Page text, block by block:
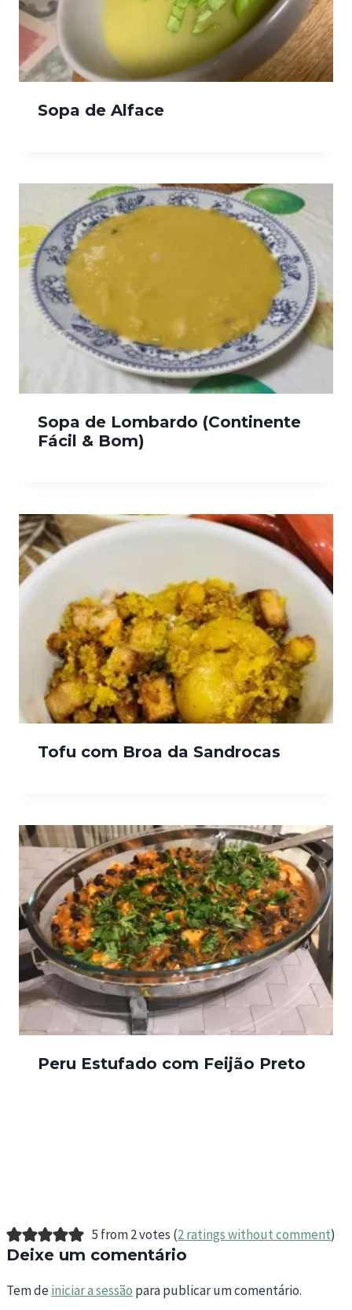
Sopa de Alface
Sopa de Lombardo (Continente
Fácil & Bom)
Tofu com Broa da Sandrocas
Peru Estufado com Feijão Preto
5 from 2 votes (2 ratings without comment)
Deixe um comentário
Tem deiniciar a sessão para publicar um comentário.